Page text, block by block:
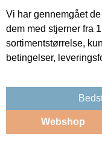
Vi har gennemgået
dem med stjerner fra
sortimentstørrelse,
betingelser,
Webshop